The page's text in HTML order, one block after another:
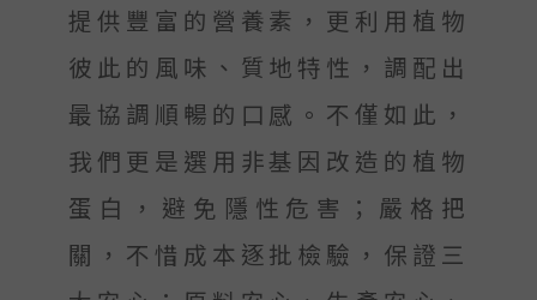
提供豐富的營養素，更利用植物
彼此的風味、質地特性，調配出
最協調順暢的口感。不僅如此，
我們更是選用非基因改造的植物
蛋白，避免隱性危害；嚴格把
關，不惜成本逐批檢驗，保證三